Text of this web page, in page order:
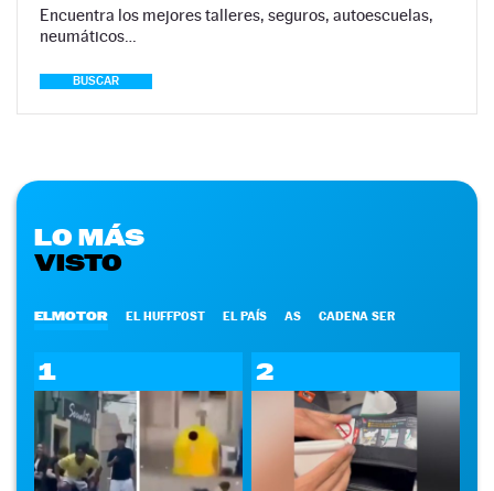
Encuentra los mejores talleres, seguros, autoescuelas,
neumáticos…
BUSCAR
LO MÁS
VISTO
ELMOTOR EL HUFFPOST EL PAÍS AS CADENA SER
1 2